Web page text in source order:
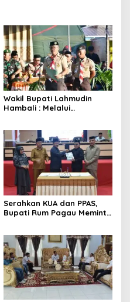
Wakil Bupati Lahmudin
Hambali : Melalui
Pramuka
Serahkan KUA dan PPAS,
Bupati Rum Pagau Meminta